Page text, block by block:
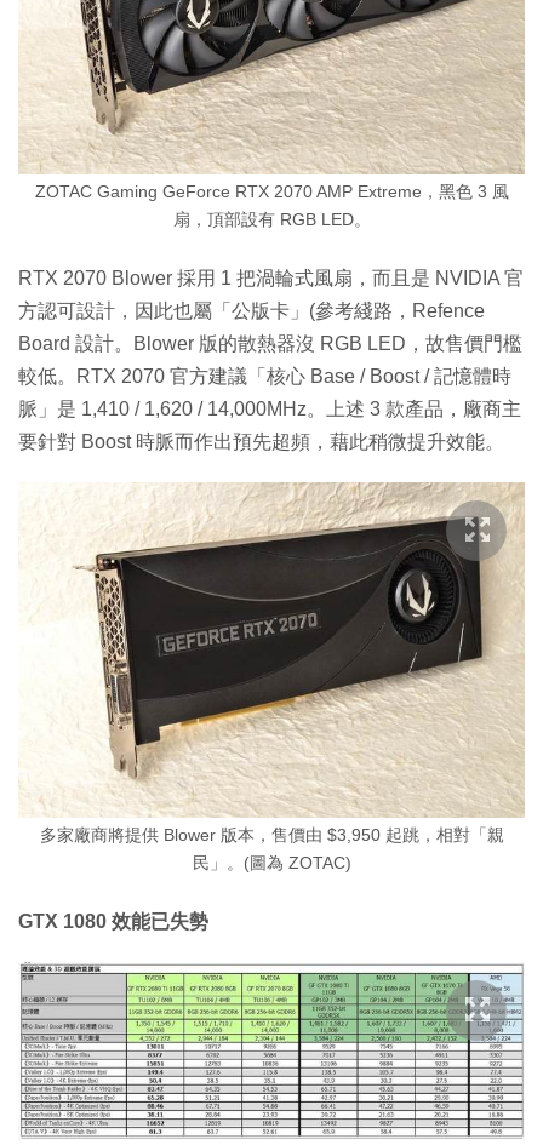
ZOTAC Gaming GeForce RTX 2070 AMP Extreme，黑色 3 風
扇，頂部設有 RGB LED。
RTX 2070 Blower 採用 1 把渦輪式風扇，而且是 NVIDIA 官
方認可設計，因此也屬「公版卡」(參考綫路，Refence
Board 設計。Blower 版的散熱器沒 RGB LED，故售價門檻
較低。RTX 2070 官方建議「核心 Base / Boost / 記憶體時
脈」是 1,410 / 1,620 / 14,000MHz。上述 3 款產品，廠商主
要針對 Boost 時脈而作出預先超頻，藉此稍微提升效能。
多家廠商將提供 Blower 版本，售價由 $3,950 起跳，相對「親
民」。(圖為 ZOTAC)
GTX 1080 效能已失勢